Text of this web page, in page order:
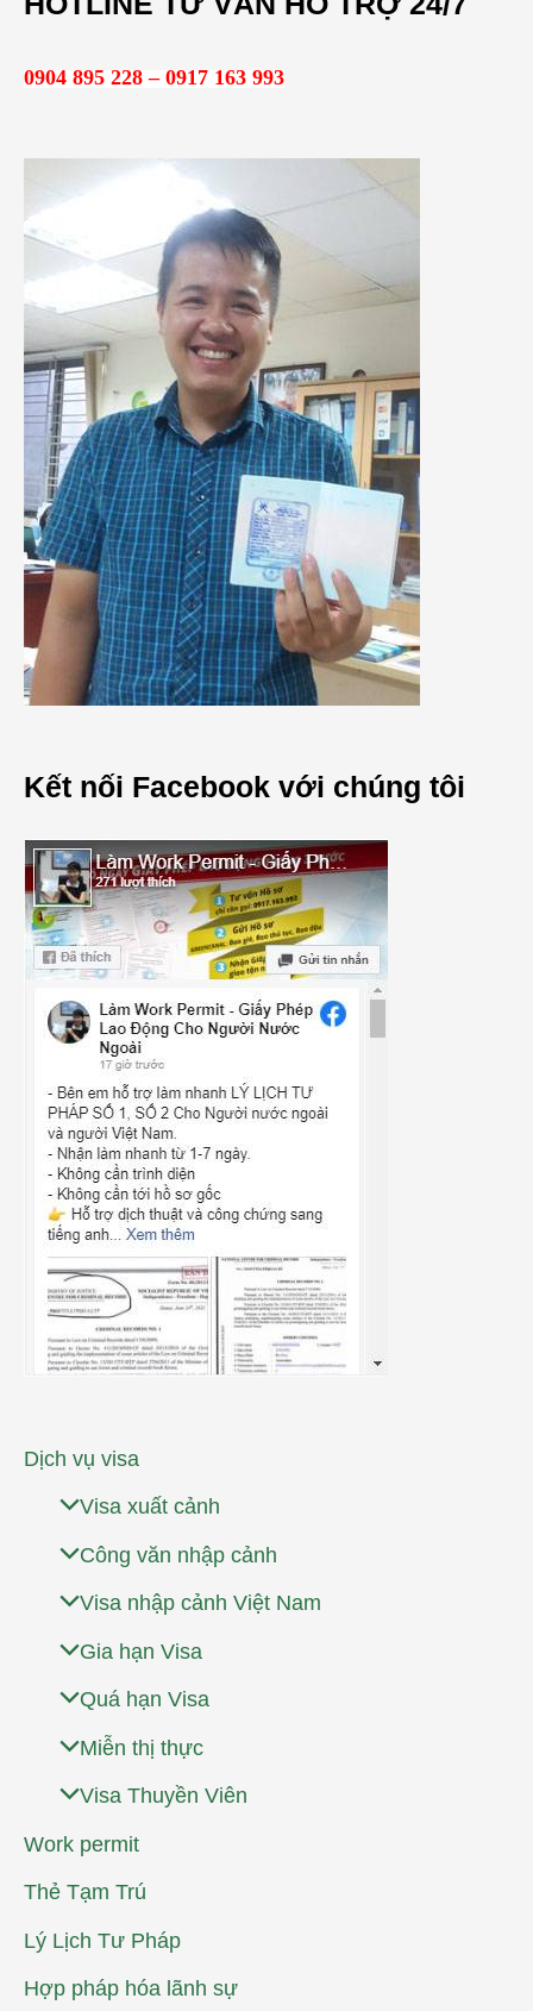
i
m
0904 895 228 – 0917 163 993
Kết nối Facebook với chúng tôi
Dịch vụ visa
Visa xuất cảnh
Công văn nhập cảnh
Visa nhập cảnh Việt Nam
Gia hạn Visa
Quá hạn Visa
Miễn thị thực
Visa Thuyền Viên
Work permit
Thẻ Tạm Trú
Lý Lịch Tư Pháp
Hợp pháp hóa lãnh sự